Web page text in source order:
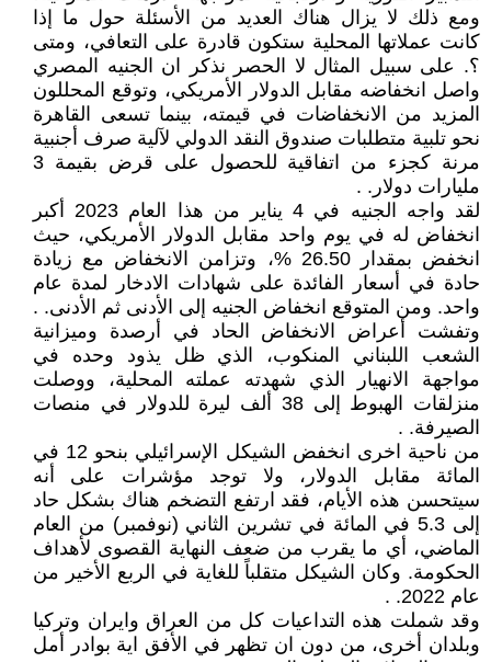
ومع ذلك لا يزال هناك العديد من الأسئلة حول ما إذا
كانت عملاتها المحلية ستكون قادرة على التعافي، ومتى
؟. على سبيل المثال لا الحصر نذكر ان الجنيه المصري
واصل انخفاضه مقابل الدولار الأمريكي، وتوقع المحللون
المزيد من الانخفاضات في قيمته، بينما تسعى القاهرة
نحو تلبية متطلبات صندوق النقد الدولي لآلية صرف أجنبية
مرنة كجزء من اتفاقية للحصول على قرض بقيمة 3
مليارات دولار. .
لقد واجه الجنيه في 4 يناير من هذا العام 2023 أكبر
انخفاض له في يوم واحد مقابل الدولار الأمريكي، حيث
انخفض بمقدار 26.50 %، وتزامن الانخفاض مع زيادة
حادة في أسعار الفائدة على شهادات الادخار لمدة عام
واحد. ومن المتوقع انخفاض الجنيه إلى الأدنى ثم الأدنى. .
وتفشت أعراض الانخفاض الحاد في أرصدة وميزانية
الشعب اللبناني المنكوب، الذي ظل يذود وحده في
مواجهة الانهيار الذي شهدته عملته المحلية، ووصلت
منزلقات الهبوط إلى 38 ألف ليرة للدولار في منصات
الصيرفة. .
من ناحية اخرى انخفض الشيكل الإسرائيلي بنحو 12 في
المائة مقابل الدولار، ولا توجد مؤشرات على أنه
سيتحسن هذه الأيام، فقد ارتفع التضخم هناك بشكل حاد
إلى 5.3 في المائة في تشرين الثاني (نوفمبر) من العام
الماضي، أي ما يقرب من ضعف النهاية القصوى لأهداف
الحكومة. وكان الشيكل متقلباً للغاية في الربع الأخير من
عام 2022. .
وقد شملت هذه التداعيات كل من العراق وايران وتركيا
وبلدان أخرى، من دون ان تظهر في الأفق اية بوادر أمل